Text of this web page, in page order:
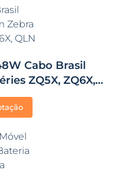
Cabo Brasil
ZQ5X, ZQ6X,